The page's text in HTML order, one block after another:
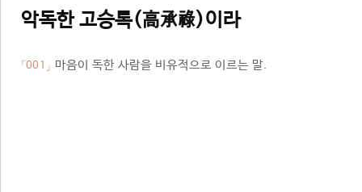
악독한 고승록(高承祿)이라
「001」 마음이 독한 사람을 비유적으로 이르는 말.